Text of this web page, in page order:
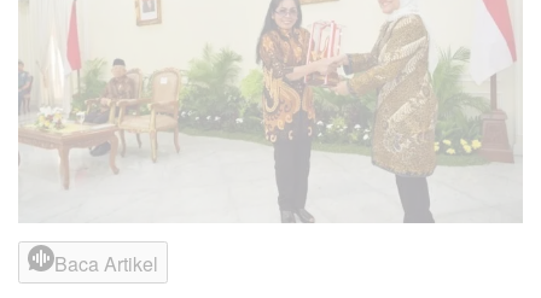
Baca Artikel